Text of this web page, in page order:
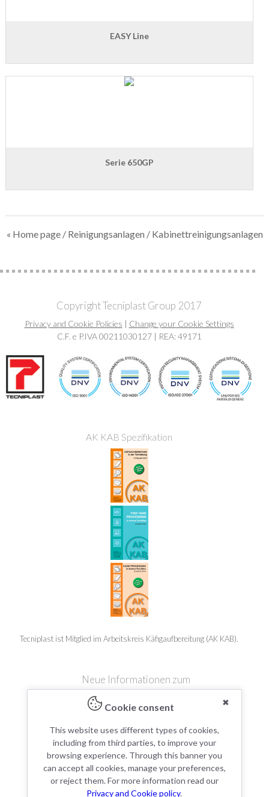
EASY Line
Serie 650GP
« Home page/ Reinigungsanlagen / Kabinettreinigungsanlagen
Copyright Tecniplast Group 2017
Privacy and Cookie Policies | Change your Cookie Settings
C.F. e P.IVA 00211030127 | REA: 49171
AK KAB Spezifikation
Tecniplast ist Mitglied im Arbeitskreis Käfigaufbereitung (AK KAB).
Neue Informationen zum
It's a match!
✖
Cookie consent
This website uses different types of cookies,
including from third parties, to improve your
browsing experience. Through this banner you
can accept all cookies, manage your preferences,
or reject them. For more information read our
Privacy and Cookie policy.